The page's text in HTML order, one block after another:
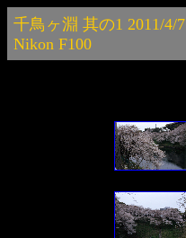
千鳥ヶ淵 其の1 2011/4/7
Nikon F100